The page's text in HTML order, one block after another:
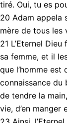
tiré. Oui, tu es
20 Adam appela
mère de tous les
21 L’Eternel
sa femme, et il
que l’homme est
connaissance du
de tendre la
vie, d’en manger